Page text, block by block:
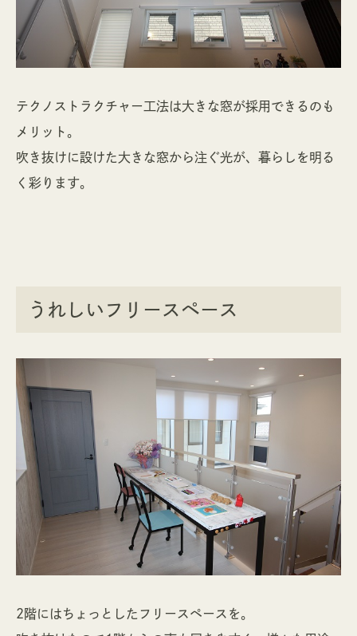
テクノストラクチャー工法は大きな窓が採用できるのも
メリット。
吹き抜けに設けた大きな窓から注ぐ光が、暮らしを明る
く彩ります。
うれしいフリースペース
2階にはちょっとしたフリースペースを。